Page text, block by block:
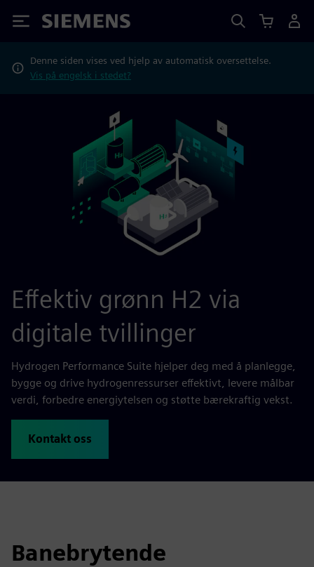
Siemens
Denne siden vises ved hjelp av automatisk oversettelse.
Vis på engelsk i stedet?
Effektiv grønn H2 via
digitale tvillinger
Hydrogen Performance Suite hjelper deg med å planlegge,
bygge og drive hydrogenressurser effektivt, levere målbar
verdi, forbedre energiytelsen og støtte bærekraftig vekst.
Kontakt oss
Banebrytende